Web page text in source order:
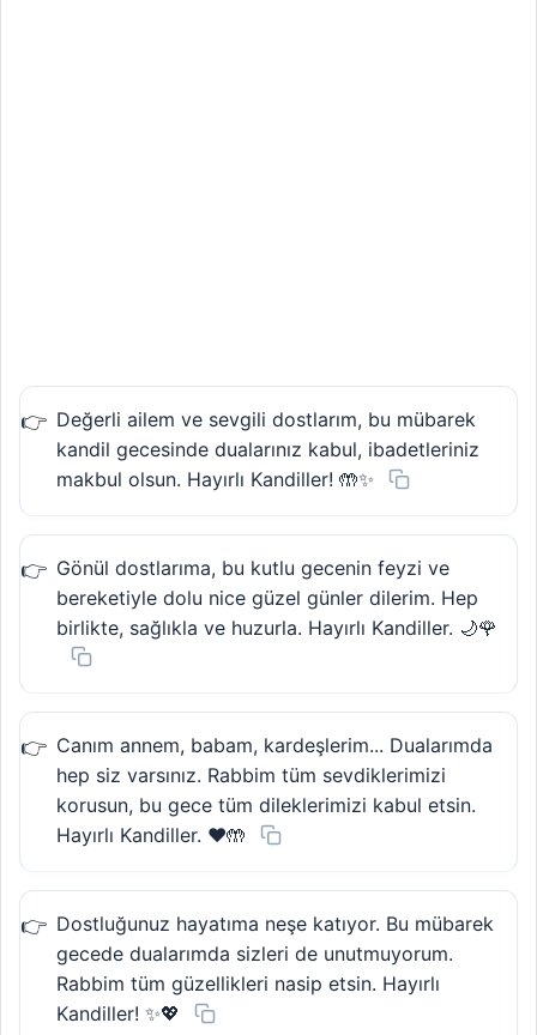
Değerli ailem ve sevgili dostlarım, bu mübarek
kandil gecesinde dualarınız kabul, ibadetleriniz
makbul olsun. Hayırlı Kandiller! 🤲✨
Gönül dostlarıma, bu kutlu gecenin feyzi ve
bereketiyle dolu nice güzel günler dilerim. Hep
birlikte, sağlıkla ve huzurla. Hayırlı Kandiller. 🌙🌹
Canım annem, babam, kardeşlerim... Dualarımda
hep siz varsınız. Rabbim tüm sevdiklerimizi
korusun, bu gece tüm dileklerimizi kabul etsin.
Hayırlı Kandiller. ❤️🤲
Dostluğunuz hayatıma neşe katıyor. Bu mübarek
gecede dualarımda sizleri de unutmuyorum.
Rabbim tüm güzellikleri nasip etsin. Hayırlı
Kandiller! ✨💖